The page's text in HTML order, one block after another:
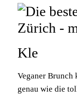
Kle
Veganer
genau wie die